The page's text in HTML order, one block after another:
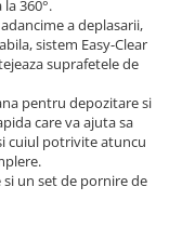
360°.
a deplasarii,
sistem Easy-Clear
suprafetele de
pentru depozitare si
care va ajuta sa
cuiul potrivite atuncu
si un set de pornire de